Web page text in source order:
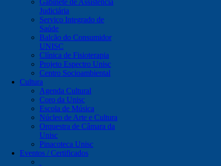
Gabinete de Assistência
Judiciária
Serviço Integrado de
Saúde
Balcão do Consumidor
UNISC
Clínica de Fisioterapia
Projeto Espectro Unisc
Centro Socioambiental
Cultura
Agenda Cultural
Coro da Unisc
Escola de Música
Núcleo de Arte e Cultura
Orquestra de Câmara da
Unisc
Pinacoteca Unisc
Eventos / Certificados